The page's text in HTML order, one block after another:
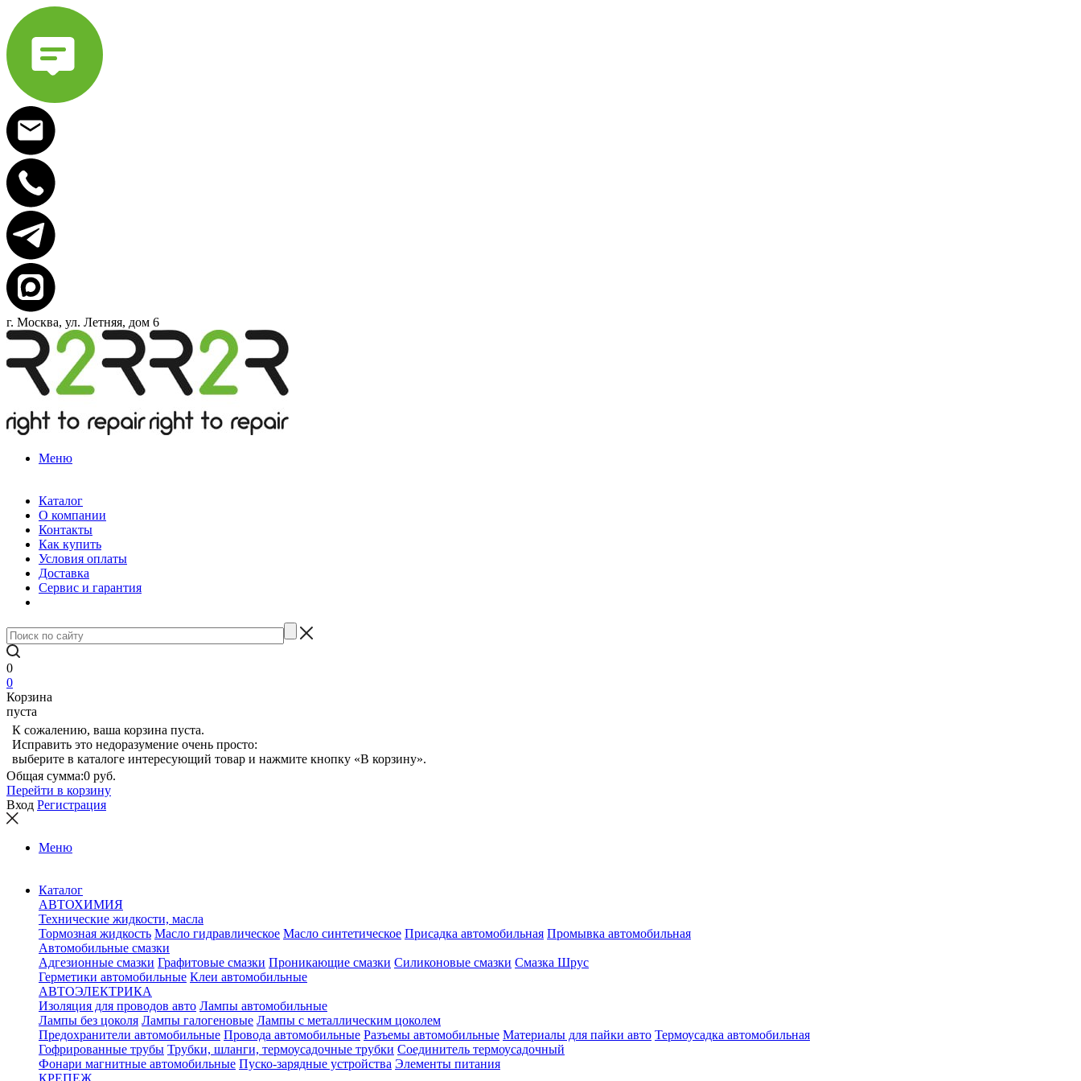
г. Москва, ул. Летняя, дом 6
Меню
Каталог
О компании
Контакты
Как купить
Условия оплаты
Доставка
Сервис и гарантия
0
0
Корзина
пуста
К сожалению, ваша корзина пуста.
Исправить это недоразумение очень просто:
выберите в каталоге интересующий товар и нажмите кнопку «В корзину».
Общая сумма:0 руб.
Перейти в корзину
Вход Регистрация
Меню
Каталог
АВТОХИМИЯ
Технические жидкости, масла
Тормозная жидкость Масло гидравлическое Масло синтетическое Присадка автомобильная Промывка автомобильная
Автомобильные смазки
Адгезионные смазки Графитовые смазки Проникающие смазки Силиконовые смазки Смазка Шрус
Герметики автомобильные Клеи автомобильные
АВТОЭЛЕКТРИКА
Изоляция для проводов авто Лампы автомобильные
Лампы без цоколя Лампы галогеновые Лампы с металлическим цоколем
Предохранители автомобильные Провода автомобильные Разъемы автомобильные Материалы для пайки авто Термоусадка автомобильная
Гофрированные трубы Трубки, шланги, термоусадочные трубки Соединитель термоусадочный
Фонари магнитные автомобильные Пуско-зарядные устройства Элементы питания
КРЕПЕЖ